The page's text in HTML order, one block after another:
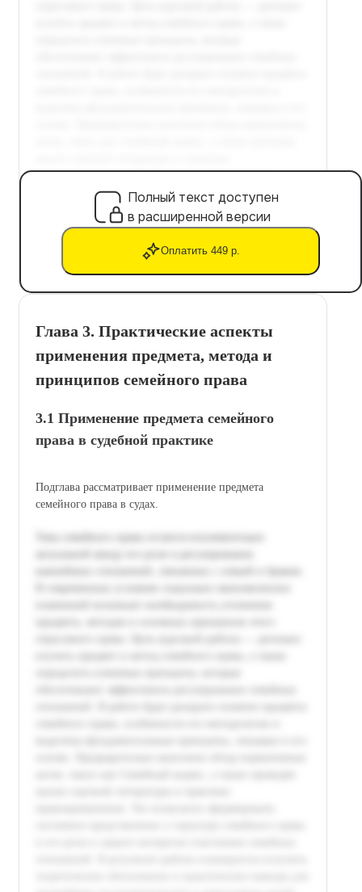
Полный текст доступен
в расширенной версии
Оплатить 449 р.
Глава 3. Практические аспекты
применения предмета, метода и
принципов семейного права
3.1 Применение предмета семейного
права в судебной практике
Подглава рассматривает применение предмета
семейного права в судах.